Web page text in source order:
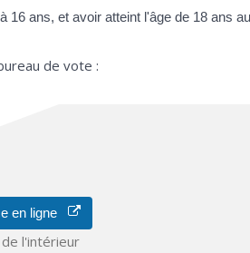
ans, et avoir atteint l'âge de 18 ans
de vote :
en ligne
l'intérieur